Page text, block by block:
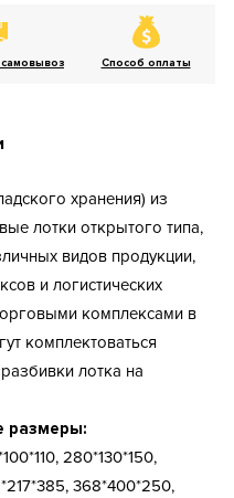
Способ оплаты
хранения) из
лотки открытого типа,
видов продукции,
и логистических
комплексами в
комплектоваться
лотка на
размеры:
280*130*150,
368*400*250,